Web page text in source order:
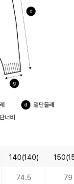
140(140)
74.5 79